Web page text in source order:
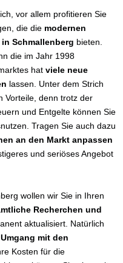
vor allem profitieren Sie
die die modernen
Schmallenberg bieten.
die im Jahr 1998
hat viele neue
lassen. Unter dem Strich
Vorteile, denn trotz der
und Entgelte können Sie
Tragen Sie auch dazu
an den Markt anpassen
und seriöses Angebot
wollen wir Sie in Ihren
Recherchen und
aktualisiert. Natürlich
mit den
Kosten für die